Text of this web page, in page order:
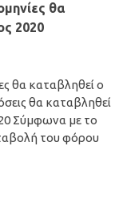
θα
2020
θα καταβληθεί ο
θα καταβληθεί
Σύμφωνα με το
του φόρου